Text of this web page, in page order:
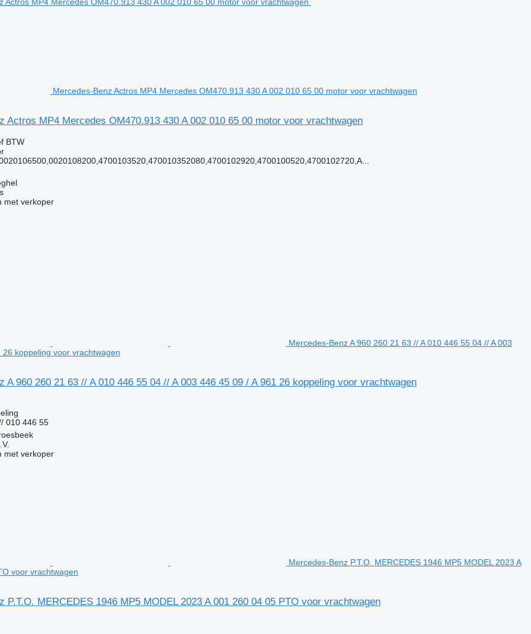
Mercedes-Benz Actros MP4 Mercedes OM470.913 430 A 002 010 65 00 motor voor vrachtwagen
Actros MP4 Mercedes OM470.913 430 A 002 010 65 00 motor voor vrachtwagen
BTW
met verkoper
Mercedes-Benz A 960 260 21 63 // A 010 446 55 04 // A 003
26 koppeling voor vrachtwagen
A 960 260 21 63 // A 010 446 55 04 // A 003 446 45 09 / A 961 26 koppeling voor vrachtwagen
010 446 55
met verkoper
Mercedes-Benz P.T.O. MERCEDES 1946 MP5 MODEL 2023 A
voor vrachtwagen
P.T.O. MERCEDES 1946 MP5 MODEL 2023 A 001 260 04 05 PTO voor vrachtwagen